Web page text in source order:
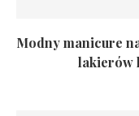
Modny manicure
lakierów